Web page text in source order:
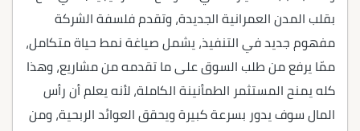
بقلب المدن العمرانية الجديدة، وتقدم فلسفة الشركة
مفهوم جديد في التنفيذ، يشمل صياغة نمط حياة متكامل،
ممّا يرفع من طلب السوق على ما تقدمه من مشاريع، وهذا
كله يمنح المستثمر الطمأنينة الكاملة، لأنه يعلم أن رأس
المال سوف يدور بسرعة كبيرة ويحقق العوائد الربحية، ومن